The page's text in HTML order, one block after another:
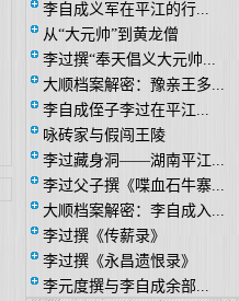
李自成义军在平江的行...
从“大元帅”到黄龙僧
李过撰“奉天倡义大元帅...
大顺档案解密：豫亲王多...
李自成侄子李过在平江...
咏砖家与假闯王陵
李过藏身洞——湖南平江...
李过父子撰《喋血石牛寨...
大顺档案解密：李自成入...
李过撰《传薪录》
李过撰《永昌遗恨录》
李元度撰与李自成余部...